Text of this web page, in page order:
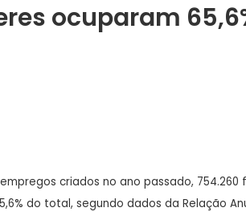
ocuparam
empregos criados no ano passado,
do total, segundo dados da Relação